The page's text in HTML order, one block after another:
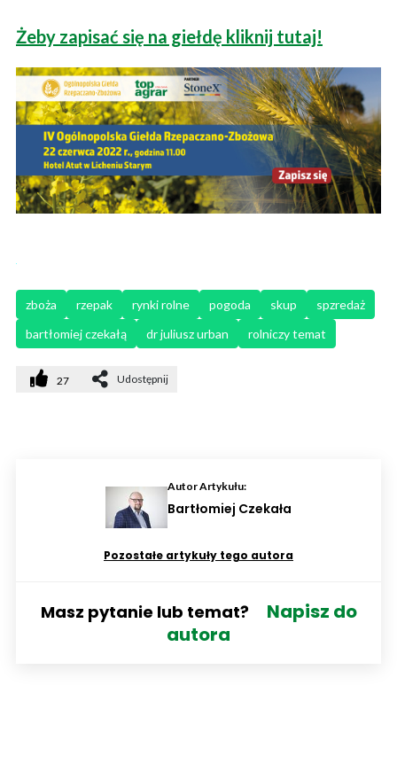
Żeby zapisać się na giełdę kliknij tutaj!
zboża rzepak rynki rolne pogoda skup
spzredaż
bartłomiej czekałą
dr juliusz urban rolniczy temat
27 Udostępnij
Autor Artykułu:
Bartłomiej Czekała
Pozostałe artykuły tego autora
Masz pytanie lub temat?
Napisz do
autora